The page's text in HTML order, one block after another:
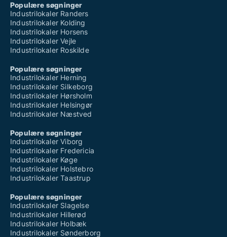
Populære søgninger
Industrilokaler Randers
Industrilokaler Kolding
Industrilokaler Horsens
Industrilokaler Vejle
Industrilokaler Roskilde
Populære søgninger
Industrilokaler Herning
Industrilokaler Silkeborg
Industrilokaler Hørsholm
Industrilokaler Helsingør
Industrilokaler Næstved
Populære søgninger
Industrilokaler Viborg
Industrilokaler Fredericia
Industrilokaler Køge
Industrilokaler Holstebro
Industrilokaler Taastrup
Populære søgninger
Industrilokaler Slagelse
Industrilokaler Hillerød
Industrilokaler Holbæk
Industrilokaler Sønderborg